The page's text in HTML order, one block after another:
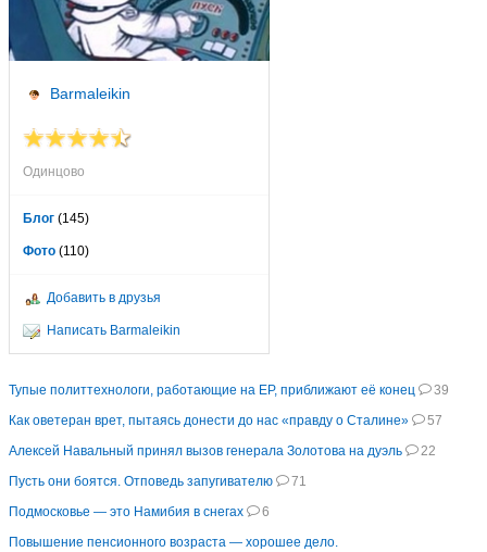
Barmaleikin
Одинцово
Блог (145)
Фото (110)
Добавить в друзья
Написать Barmaleikin
Тупые политтехнологи, работающие на ЕР, приближают её конец
39
Как оветеран врет, пытаясь донести до нас «правду о Сталине»
57
Алексей Навальный принял вызов генерала Золотова на дуэль
22
Пусть они боятся. Отповедь запугивателю
71
Подмосковье — это Намибия в снегах
6
Повышение пенсионного возраста — хорошее дело.